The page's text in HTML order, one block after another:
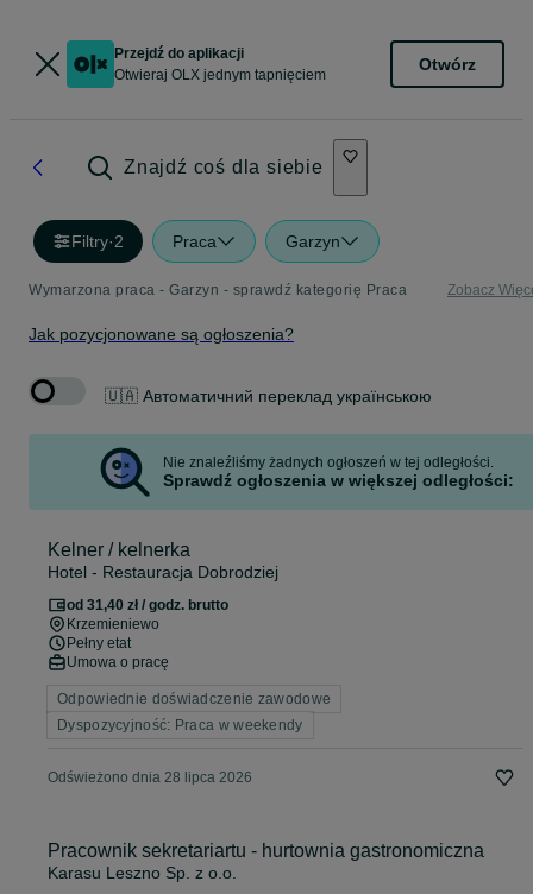
Przejdź do aplikacji
Otwieraj OLX jednym tapnięciem
Otwórz
Znajdź coś dla siebie
Filtry·2 Praca Garzyn
Wymarzona praca - Garzyn - sprawdź kategorię Praca Zobacz
Jak pozycjonowane są ogłoszenia?
🇺🇦 Автоматичний переклад українською
Nie znaleźliśmy żadnych ogłoszeń w tej odległości.
Sprawdź ogłoszenia w większej odległości:
Kelner / kelnerka
Hotel - Restauracja Dobrodziej
od 31,40 zł / godz. brutto
Krzemieniewo
Pełny etat
Umowa o pracę
Odpowiednie doświadczenie zawodowe
Dyspozycyjność: Praca w weekendy
Odświeżono dnia 28 lipca 2026
Pracownik sekretariartu - hurtownia gastronomiczna
Karasu Leszno Sp. z o.o.